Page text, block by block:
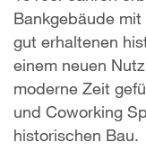
Bankgebäude
gut erhaltenen
einem neuen
moderne Zeit
und Coworking
historischen Bau.